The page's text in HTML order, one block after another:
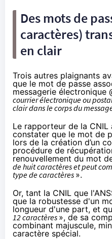
Des mots de
caractères)
en clair
Trois autres plaignants
que le mot de passe
messagerie électronique
courrier électronique ou
clair dans le corps du
Le rapporteur de la CNIL
constater que le mot de
lors de la création d’un
procédure de
renouvellement du mot
de huit caractères et peut
type de caractères ».
Or, tant la CNIL que
que la robustesse d'un
longueur d'une part, et
12 caractères », de sa
combinant majuscule,
caractère spécial.